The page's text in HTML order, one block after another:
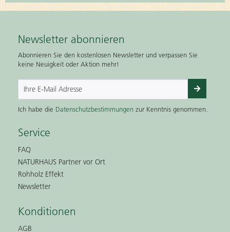
Newsletter abonnieren
Abonnieren Sie den kostenlosen Newsletter und verpassen Sie
keine Neuigkeit oder Aktion mehr!
Ich habe die Datenschutzbestimmungen zur Kenntnis genommen.
Service
FAQ
NATURHAUS Partner vor Ort
Rohholz Effekt
Newsletter
Konditionen
AGB